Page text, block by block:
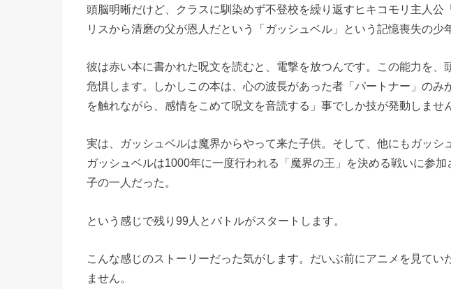
頭脳明晰だけど、クラスに馴染めず不登校を繰り返すヒキコモリ主人公
リスから清磨の父が恩人だという「ガッシュベル」という記憶喪失の少
彼は赤い本に書かれた呪文を読むと、電撃を放つんです。この能力を、
危惧します。しかしこの本は、心の波長があった者「パートナー」のみ
を触れながら、感情をこめて呪文を音読する」事でしか技が発動しませ
実は、ガッシュベルは魔界からやって来た子供。そして、他にもガッシ
ガッシュベルは1000年に一度行われる「魔界の王」を決める戦いに参
子の一人だった。
という感じで残り99人とバトルがスタートします。
こんな感じのストーリーだった気がします。だいぶ前にアニメを見てい
ません。